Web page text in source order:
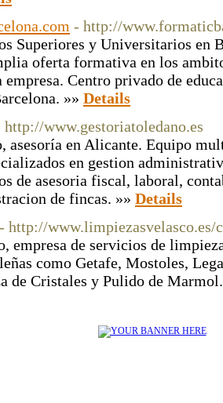
- http://
Superiores y Universitarios en
oferta formativa en los
Centro privado de
»» Details
http://www.gestoriatoledano.es
asesoría en Alicante. Equipo
en gestion
de asesoria fiscal, laboral,
de fincas. »» Details
- http://
empresa de servicios de
como Getafe, Mostoles,
de Cristales y Pulido de